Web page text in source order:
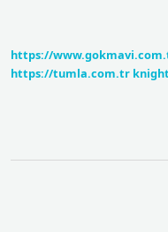
https://
https://tumla.com.tr